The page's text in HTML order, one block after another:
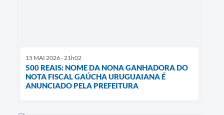
15 MAI 2026 - 21h02
500 REAIS: NOME DA NONA GANHADORA DO
NOTA FISCAL GAÚCHA URUGUAIANA É
ANUNCIADO PELA PREFEITURA